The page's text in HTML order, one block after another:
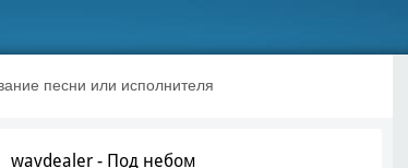
wavdealer - Под небом